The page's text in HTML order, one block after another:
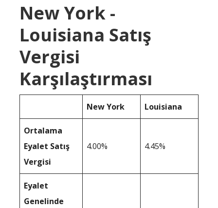
New York -
Louisiana Satış
Vergisi
Karşılaştırması
New York Louisiana
Ortalama
Eyalet Satış
Vergisi
4.00% 4.45%
Eyalet
Genelinde